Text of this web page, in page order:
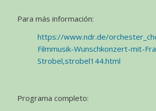
Para más información:
https://www.ndr.de/
Filmmusik-Wunschkonzert-mit-
Strobel,strobel144.html
Programa completo: